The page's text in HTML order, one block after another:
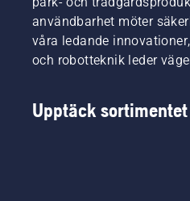
användbarhet möter
våra ledande
och robotteknik leder
Upptäck sortimentet